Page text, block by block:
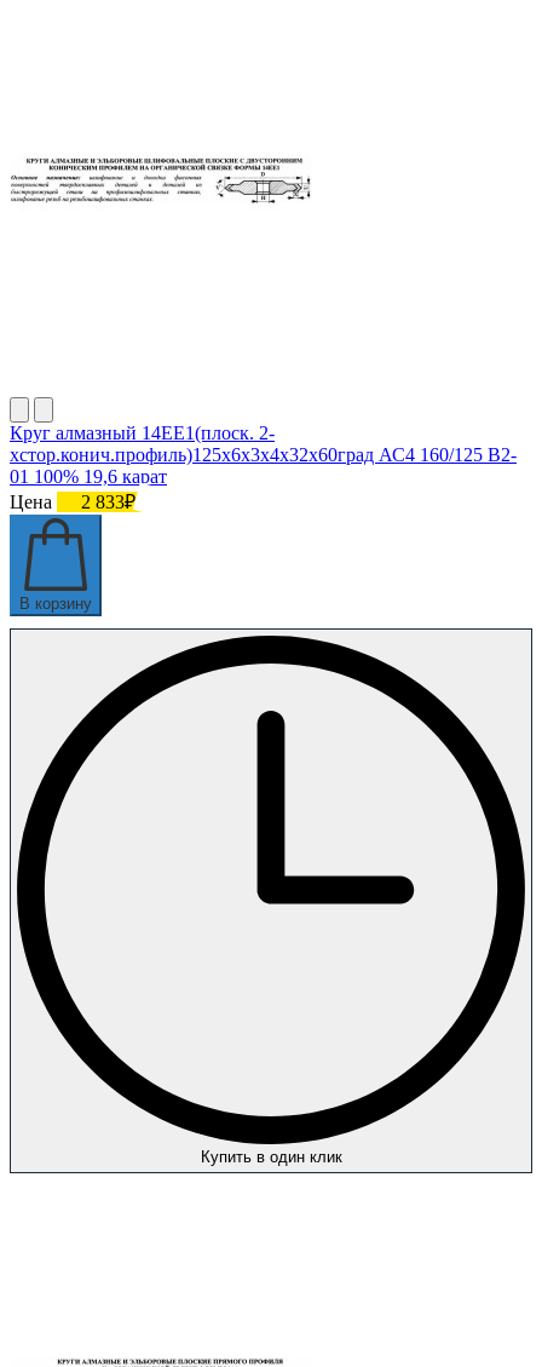
Круг алмазный 14ЕЕ1(плоск. 2-
хстор.конич.профиль)125х6х3х4х32х60град АС4 160/125 В2-
01 100% 19,6 карат
Цена
2 833₽
В корзину
Купить в один клик